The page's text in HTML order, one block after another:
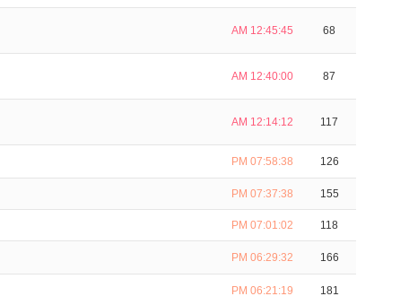
AM 12:45:45 68
AM 12:40:00 87
AM 12:14:12 117
PM 07:58:38 126
PM 07:37:38 155
PM 07:01:02 118
PM 06:29:32 166
PM 06:21:19 181